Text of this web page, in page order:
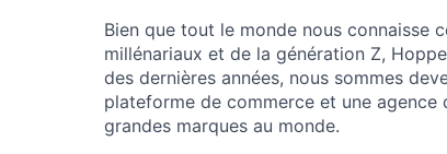
Bien que tout le monde nous connaisse
millénariaux et de la génération Z,
des dernières années, nous sommes
plateforme de commerce et une
grandes marques au monde.